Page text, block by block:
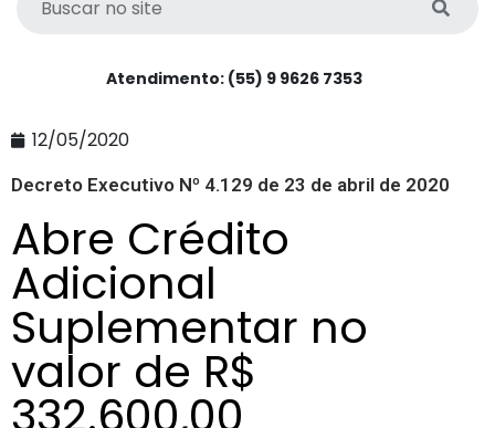
Atendimento: (55) 9 9626 7353
12/05/2020
Decreto Executivo Nº 4.129 de 23 de abril de 2020
Abre Crédito
Adicional
Suplementar no
valor de R$
332.600,00